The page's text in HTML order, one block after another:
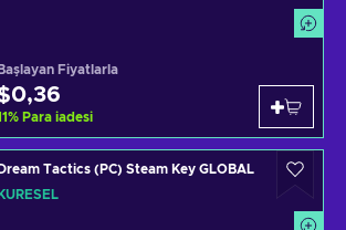
Başlayan Fiyatlarla
% Para iadesi
Dream Tactics (PC) Steam Key GLOBAL
KÜRESEL